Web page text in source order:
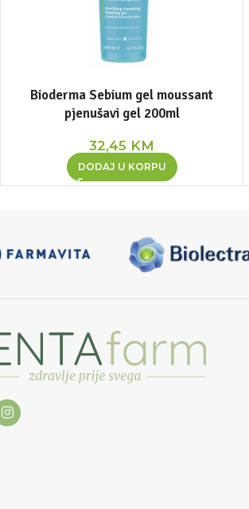
Bioderma Sebium gel moussant
pjenušavi gel 200ml
32,45 KM
DODAJ U KORPU